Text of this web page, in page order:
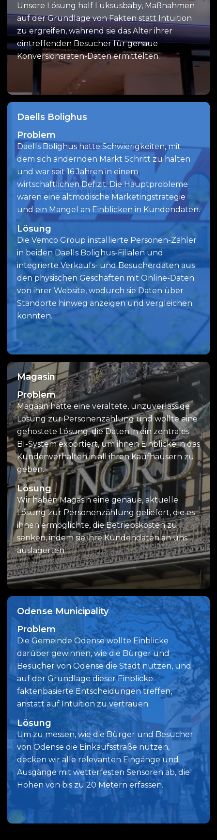
Unsere Lösung half Luksusbaby, Maßnahmen
auf der Grundlage von Fakten statt Intuition
zu ergreifen, während sie das Alter ihrer
eintreffenden Besucher für genaue
Konversionsraten-Daten ermittelten.
Daells Bolighus
Problem
Daells Bolighus hatte Schwierigkeiten, mit
dem sich ändernden Markt Schritt zu halten
und war seit 16 Jahren in einem
wirtschaftlichen Defizit. Die Hauptprobleme
waren eine altmodische Marketingstrategie
und ein Mangel an Einblicken in Kundendaten.
Lösung
Die Vemco Group installierte Personen-Zähler
in beiden Daells Bolighus-Filialen und
integrierte Verkaufs- und Besucherdaten aus
den physischen Geschäften mit Online-Daten
von ihrer Website, wodurch sie Daten über
Standorte hinweg anzeigen und vergleichen
konnten.
Magasin
Problem
Magasin hatte eine veraltete, unzuverlässige
Lösung zur Personenzählung und wollte eine
gehostete Lösung, die Daten in ein zentrales
BI-System exportiert, um ihnen Einblicke in das
Kundenverhalten in all ihren Kaufhäusern zu
geben.
Lösung
Wir haben Magasin eine genaue, aktuelle
Lösung zur Personenzählung geliefert, die es
ihnen ermöglichte, die Betriebskosten zu
senken, indem sie ihre Kundendaten an uns
auslagerten.
Odense Municipality
Problem
Die Gemeinde Odense wollte Einblicke
darüber gewinnen, wie die Bürger und
Besucher von Odense die Stadt nutzen, und
auf der Grundlage dieser Einblicke
faktenbasierte Entscheidungen treffen,
anstatt auf Intuition zu vertrauen.
Lösung
Um zu messen, wie die Bürger und Besucher
von Odense die Einkaufsstraße nutzen,
decken wir alle relevanten Eingänge und
Ausgänge mit wetterfesten Sensoren ab, die
Höhen von bis zu 20 Metern erfassen.